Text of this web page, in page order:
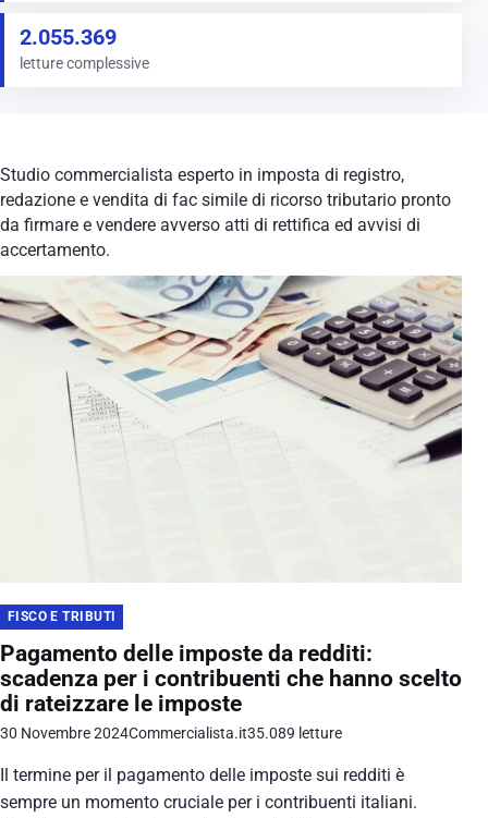
2.055.369
letture complessive
Studio commercialista esperto in imposta di registro,
redazione e vendita di fac simile di ricorso tributario pronto
da firmare e vendere avverso atti di rettifica ed avvisi di
accertamento.
FISCO E TRIBUTI
Pagamento delle imposte da redditi:
scadenza per i contribuenti che hanno scelto
di rateizzare le imposte
30 Novembre 2024Commercialista.it35.089 letture
Il termine per il pagamento delle imposte sui redditi è
sempre un momento cruciale per i contribuenti italiani.